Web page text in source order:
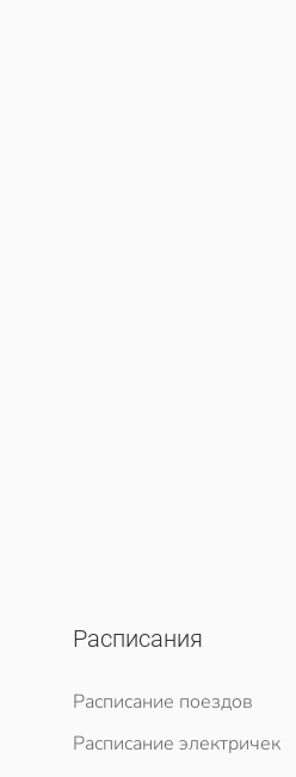
Расписания
Расписание поездов
Расписание электричек